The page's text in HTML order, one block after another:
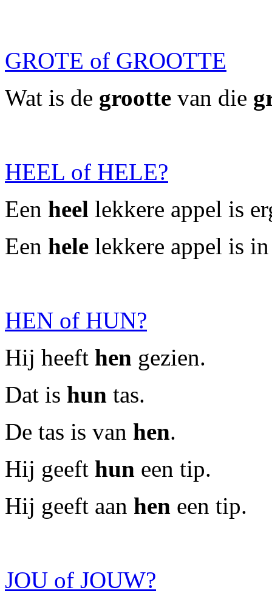
GROTE of GROOTTE
Wat is de grootte van die
HEEL of HELE?
Een heel lekkere appel is
Een hele lekkere appel is
HEN of HUN?
Hij heeft hen gezien.
Dat is hun tas.
De tas is van hen.
Hij geeft hun een tip.
Hij geeft aan hen een tip.
JOU of JOUW?